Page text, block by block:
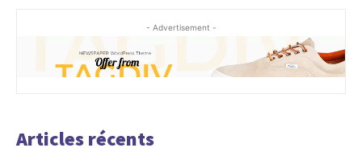
- Advertisement -
Articles récents